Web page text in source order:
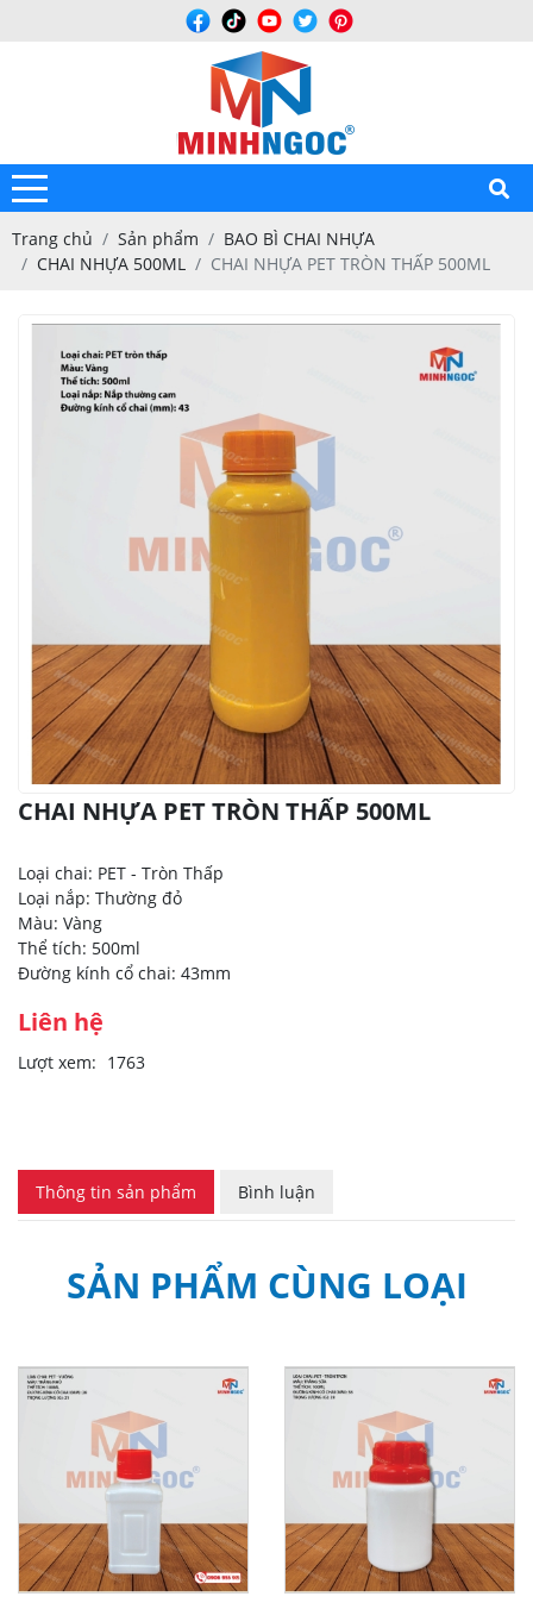
Trang chủ Sản phẩm
BAO BÌ CHAI NHỰA
CHAI NHỰA 500ML
CHAI NHỰA PET TRÒN THẤP 500ML
CHAI NHỰA PET TRÒN THẤP 500ML
Loại chai: PET - Tròn Thấp
Loại nắp: Thường đỏ
Màu: Vàng
Thể tích: 500ml
Đường kính cổ chai: 43mm
Liên hệ
Lượt xem: 1763
Thông tin sản phẩm Bình luận
SẢN PHẨM CÙNG LOẠI